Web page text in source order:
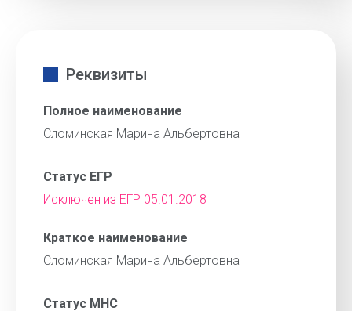
Реквизиты
Полное наименование
Сломинская Марина Альбертовна
Статус ЕГР
Исключен из ЕГР 05.01.2018
Краткое наименование
Сломинская Марина Альбертовна
Статус МНС